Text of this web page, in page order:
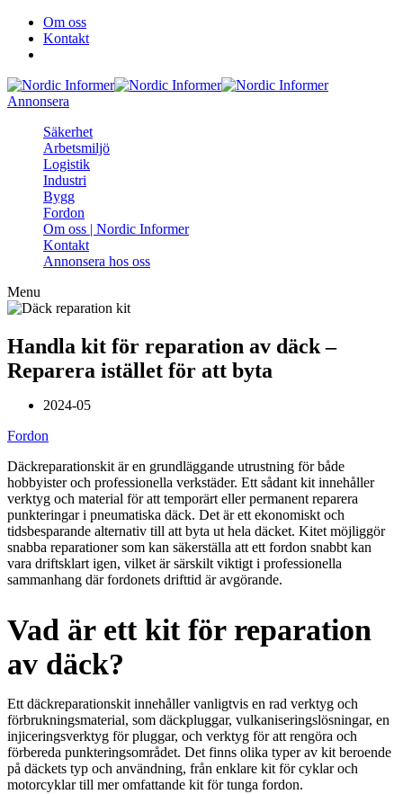
Om oss
Kontakt
Annonsera
Säkerhet
Arbetsmiljö
Logistik
Industri
Bygg
Fordon
Om oss | Nordic Informer
Kontakt
Annonsera hos oss
Menu
Handla kit för reparation av däck –
Reparera istället för att byta
2024-05
Fordon
Däckreparationskit är en grundläggande utrustning för både
hobbyister och professionella verkstäder. Ett sådant kit innehåller
verktyg och material för att temporärt eller permanent reparera
punkteringar i pneumatiska däck. Det är ett ekonomiskt och
tidsbesparande alternativ till att byta ut hela däcket. Kitet möjliggör
snabba reparationer som kan säkerställa att ett fordon snabbt kan
vara driftsklart igen, vilket är särskilt viktigt i professionella
sammanhang där fordonets drifttid är avgörande.
Vad är ett kit för reparation
av däck?
Ett däckreparationskit innehåller vanligtvis en rad verktyg och
förbrukningsmaterial, som däckpluggar, vulkaniseringslösningar, en
injiceringsverktyg för pluggar, och verktyg för att rengöra och
förbereda punkteringsområdet. Det finns olika typer av kit beroende
på däckets typ och användning, från enklare kit för cyklar och
motorcyklar till mer omfattande kit för tunga fordon.